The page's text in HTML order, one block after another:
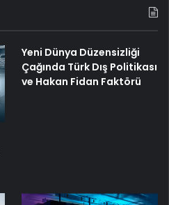
Yeni Dünya Düzensizliği
Çağında Türk Dış Politikası
ve Hakan Fidan Faktörü